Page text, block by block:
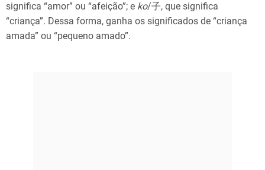
significa “amor” ou “afeição”; e ko/子, que significa
“criança”. Dessa forma, ganha os significados de “criança
amada” ou “pequeno amado”.